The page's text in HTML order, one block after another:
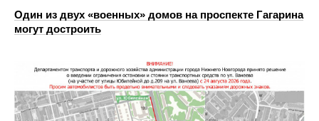
Один из двух «военных» домов на проспекте Гагарина
могут достроить